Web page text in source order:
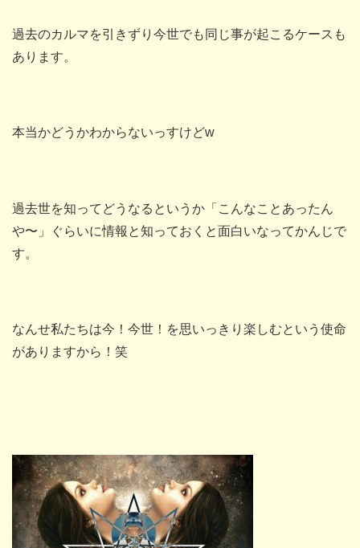
過去のカルマを引きずり今世でも同じ事が起こるケースも
あります。
本当かどうかわからないっすけどw
過去世を知ってどうなるというか「こんなことあったん
や〜」ぐらいに情報と知っておくと面白いなってかんじで
す。
なんせ私たちは今！今世！を思いっきり楽しむという使命
がありますから！笑